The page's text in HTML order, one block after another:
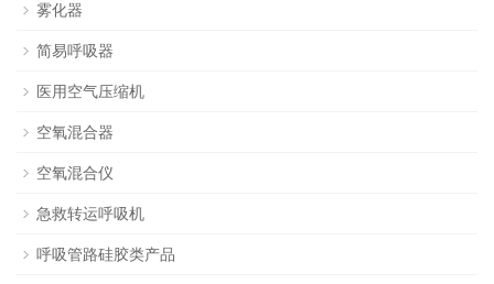
雾化器
简易呼吸器
医用空气压缩机
空氧混合器
空氧混合仪
急救转运呼吸机
呼吸管路硅胶类产品